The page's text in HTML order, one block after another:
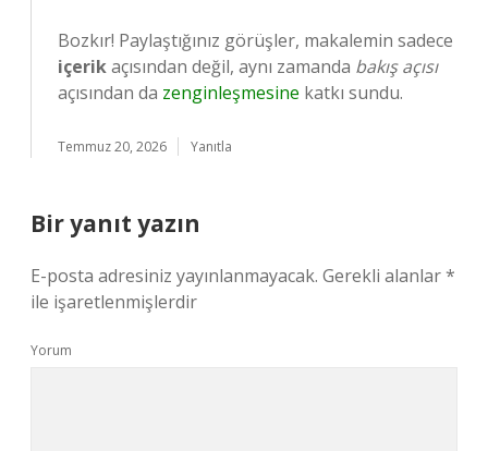
Bozkır! Paylaştığınız görüşler, makalemin sadece
içerikaçısından değil, aynı zamanda bakış açısı
açısından da zenginleşmesine katkı sundu.
Temmuz 20, 2026 Yanıtla
Bir yanıt yazın
E-posta adresiniz yayınlanmayacak. Gerekli alanlar*
ile işaretlenmişlerdir
Yorum